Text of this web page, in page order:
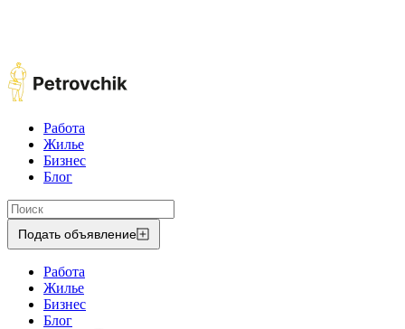
Работа
Жилье
Бизнес
Блог
Подать объявление
Работа
Жилье
Бизнес
Блог